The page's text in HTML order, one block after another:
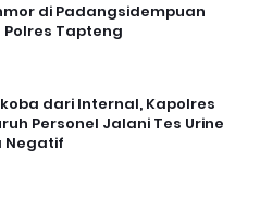
di Padangsidempuan
Tapteng
dari Internal, Kapolres
Personel Jalani Tes Urine
Negatif